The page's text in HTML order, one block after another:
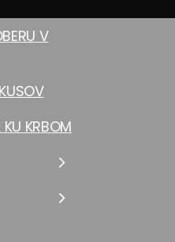
V
KRBOM